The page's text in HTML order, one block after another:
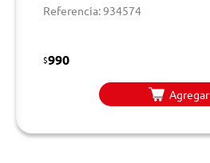
Referencia: 934574
$990
Agregar